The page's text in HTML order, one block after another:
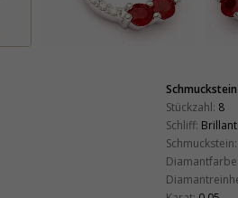
Schmuckstein
Stückzahl: 8
Schliff:
Schmuckstein:
Diamantfarbe: